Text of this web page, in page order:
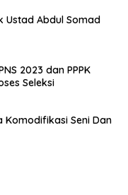
Ustad Abdul Somad
2023 dan PPPK
Seleksi
Komodifikasi Seni Dan